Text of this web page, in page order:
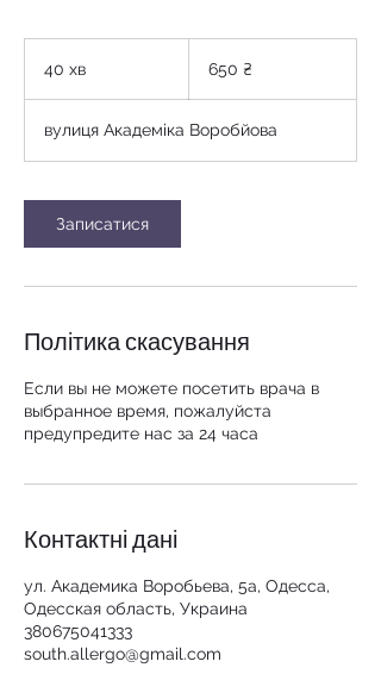
40 хв
в
гривень
650 ₴
вулиця Академіка Воробйова
Записатися
Політика скасування
Если вы не можете посетить врача в
выбранное время, пожалуйста
предупредите нас за 24 часа
Контактні дані
ул. Академика Воробьева, 5а, Одесса,
Одесская область, Украина
380675041333
south.allergo@gmail.com